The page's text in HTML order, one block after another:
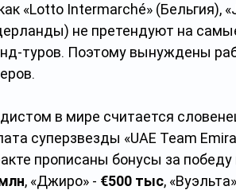
«Lotto Intermarché» (Бельгия),
не претендуют на
туров. Поэтому вынуждены
в мире считается
суперзвезды «UAE Team
прописаны бонусы за победу
, «Джиро» - €500 тыс,